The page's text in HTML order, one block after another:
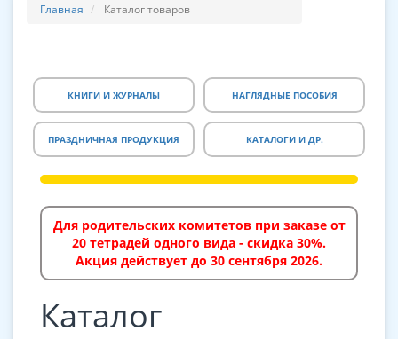
Главная Каталог товаров
КНИГИ И ЖУРНАЛЫ НАГЛЯДНЫЕ ПОСОБИЯ
ПРАЗДНИЧНАЯ ПРОДУКЦИЯ КАТАЛОГИ И ДР.
Для родительских комитетов при заказе от
20 тетрадей одного вида - скидка 30%.
Акция действует до 30 сентября 2026.
Каталог